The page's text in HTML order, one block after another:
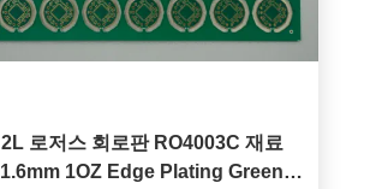
2L 로저스 회로판 RO4003C 재료
1.6mm 1OZ Edge Plating Green